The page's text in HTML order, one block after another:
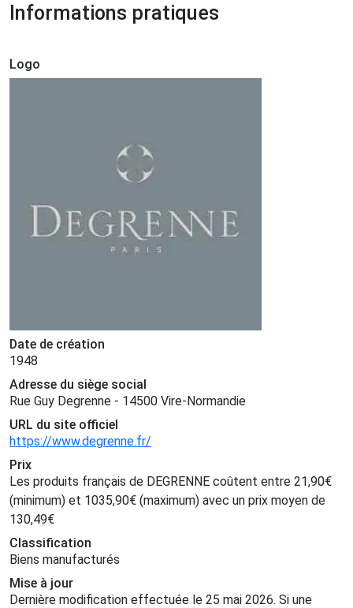
Informations pratiques
Logo
Date de création
1948
Adresse du siège social
Rue Guy Degrenne - 14500 Vire-Normandie
URL du site officiel
https://www.degrenne.fr/
Prix
Les produits français de DEGRENNE coûtent entre 21,90€
(minimum) et 1035,90€ (maximum) avec un prix moyen de
130,49€
Classification
Biens manufacturés
Mise à jour
Dernière modification effectuée le 25 mai 2026. Si une